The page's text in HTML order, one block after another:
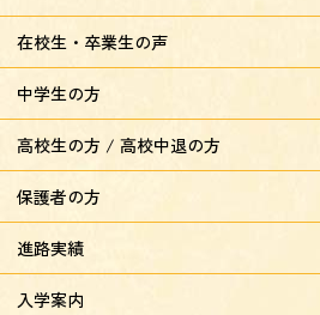
在校生・卒業生の声
中学生の方
高校生の方 / 高校中退の方
保護者の方
進路実績
入学案内